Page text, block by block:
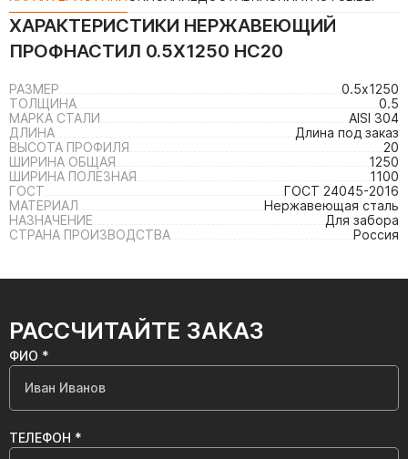
ХАРАКТЕРИСТИКИ НЕРЖАВЕЮЩИЙ
ПРОФНАСТИЛ 0.5Х1250 НС20
РАЗМЕР
0.5х1250
ТОЛЩИНА
0.5
МАРКА СТАЛИ
AISI 304
ДЛИНА
Длина под заказ
ВЫСОТА ПРОФИЛЯ
20
ШИРИНА ОБЩАЯ
1250
ШИРИНА ПОЛЕЗНАЯ
1100
ГОСТ
ГОСТ 24045-2016
МАТЕРИАЛ
Нержавеющая сталь
НАЗНАЧЕНИЕ
Для забора
СТРАНА ПРОИЗВОДСТВА
Россия
РАССЧИТАЙТЕ ЗАКАЗ
ФИО *
ТЕЛЕФОН *